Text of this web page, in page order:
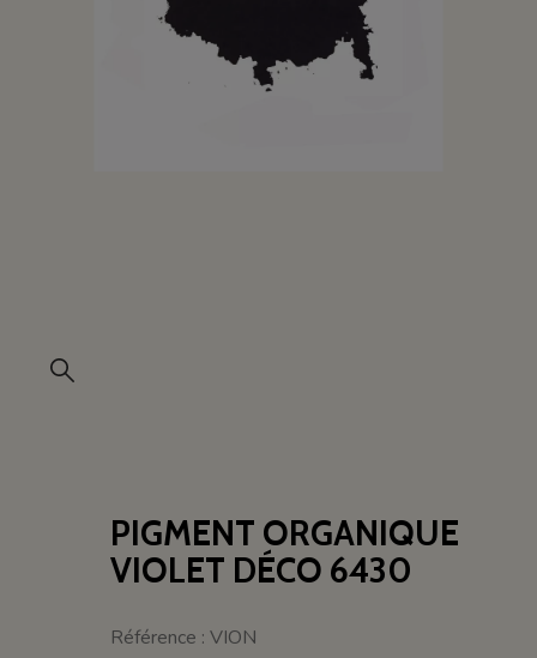
PIGMENT ORGANIQUE
VIOLET DÉCO 6430
Référence : VION